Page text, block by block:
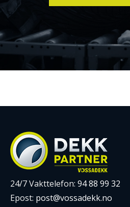
24/7 Vakttelefon: 94 88 99 32
Epost: post@vossadekk.no